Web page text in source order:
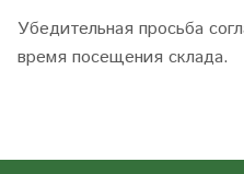
Убедительная просьба
время посещения склада.